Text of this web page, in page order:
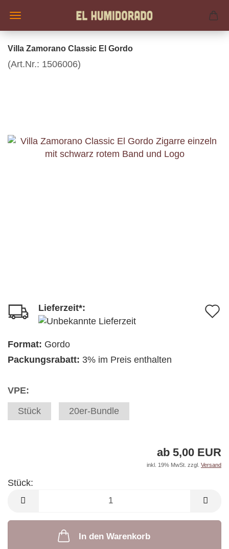
Villa Zamorano Classic El Gordo
(Art.Nr.: 1506006)
Lieferzeit*:
Format: Gordo
Packungsrabatt: 3% im Preis enthalten
VPE:
Stück
20er-Bundle
ab 5,00 EUR
inkl. 19% MwSt. zzgl. Versand
Stück:
Stück
In den Warenkorb